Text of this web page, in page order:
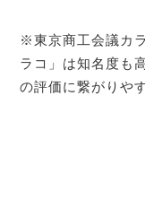
※東京商工会議カ
ラコ」は知名度も
の評価に繋がりや